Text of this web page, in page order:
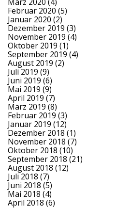
Februar 2020 (5)
Januar 2020 (2)
Dezember 2019 (3)
November 2019 (4)
Oktober 2019 (1)
September 2019 (4)
August 2019 (2)
Juli 2019 (9)
Juni 2019 (6)
Mai 2019 (9)
April 2019 (7)
März 2019 (8)
Februar 2019 (3)
Januar 2019 (12)
Dezember 2018 (1)
November 2018 (7)
Oktober 2018 (10)
September 2018 (21)
August 2018 (12)
Juli 2018 (7)
Juni 2018 (5)
Mai 2018 (4)
April 2018 (6)